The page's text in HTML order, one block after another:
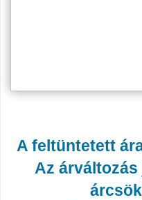
A feltüntetett
Az